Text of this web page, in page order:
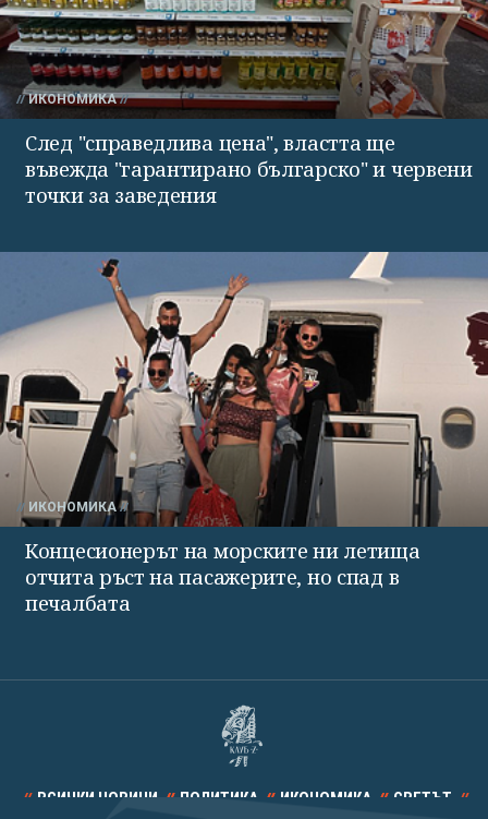
ИКОНОМИКА
След "справедлива цена", властта ще
въвежда "гарантирано българско" и червени
точки за заведения
ИКОНОМИКА
Концесионерът на морските ни летища
отчита ръст на пасажерите, но спад в
печалбата
ВСИЧКИ НОВИНИ ПОЛИТИКА ИКОНОМИКА СВЕТЪТ